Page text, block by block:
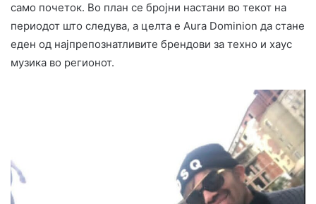
само почеток. Во план се бројни настани во текот на
периодот што следува, а целта е Aura Dominion да стане
еден од најпрепознатливите брендови за техно и хаус
музика во регионот.